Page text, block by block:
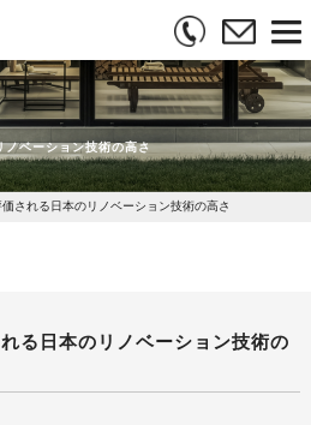
ノベーション技術の高さ
される日本のリノベーション技術の高さ
る日本のリノベーション技術の